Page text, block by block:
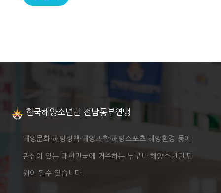
한국해양소년단 전남동부연맹
해양문화·해양정책·해양과학·해양스포츠·해양환경 등에
관심이 있는 대한민국에 거주하는 누구나 해양소년단 단
원이 될수 있습니다.